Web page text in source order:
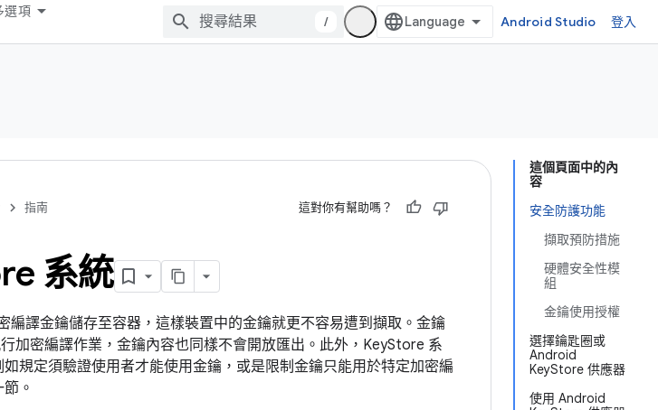
選項
/ Android Studio 登入
這個頁面中的內
容
安全防護功能
擷取預防措施
硬體安全性模
組
金鑰使用授權
選擇鑰匙圈或
Android
KeyStore 供應器
使用 Android
指南 這對你有幫助嗎？
系統
編譯金鑰儲存至容器，這樣裝置中的金鑰就更不容易遭到擷取。金鑰
加密編譯作業，金鑰內容也同樣不會開放匯出。此外，KeyStore 系
規定須驗證使用者才能使用金鑰，或是限制金鑰只能用於特定加密編
節。